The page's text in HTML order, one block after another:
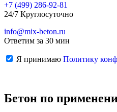
+7 (499) 286-92-81
24/7 Круглосуточно
info@mix-beton.ru
Ответим за 30 мин
Я принимаю Политику
Бетон по